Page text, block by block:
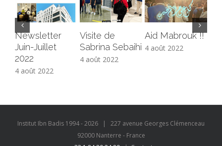
Newsletter
Juin-Juillet
2022
4 août 2022
Visite de
Sabrina Sebaihi
4 août 2022
Aid Mabrouk !!
4 août 2022
Institut Ibn Badis 1994 -2026 | 227 avenue Georges Clémenceau
92000 Nanterre - France